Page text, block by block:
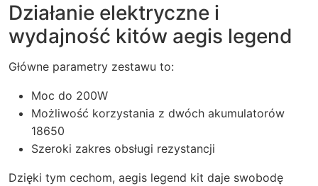
Działanie elektryczne i
wydajność kitów aegis legend
Główne parametry zestawu to:
Moc do 200W
Możliwość korzystania z dwóch akumulatorów
18650
Szeroki zakres obsługi rezystancji
Dzięki tym cechom, aegis legend kit daje swobodę